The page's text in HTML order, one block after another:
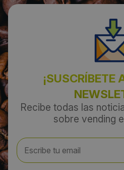
Provincia:
País:
¡SUSCRÍBETE
Recibe todas las
sobre vending